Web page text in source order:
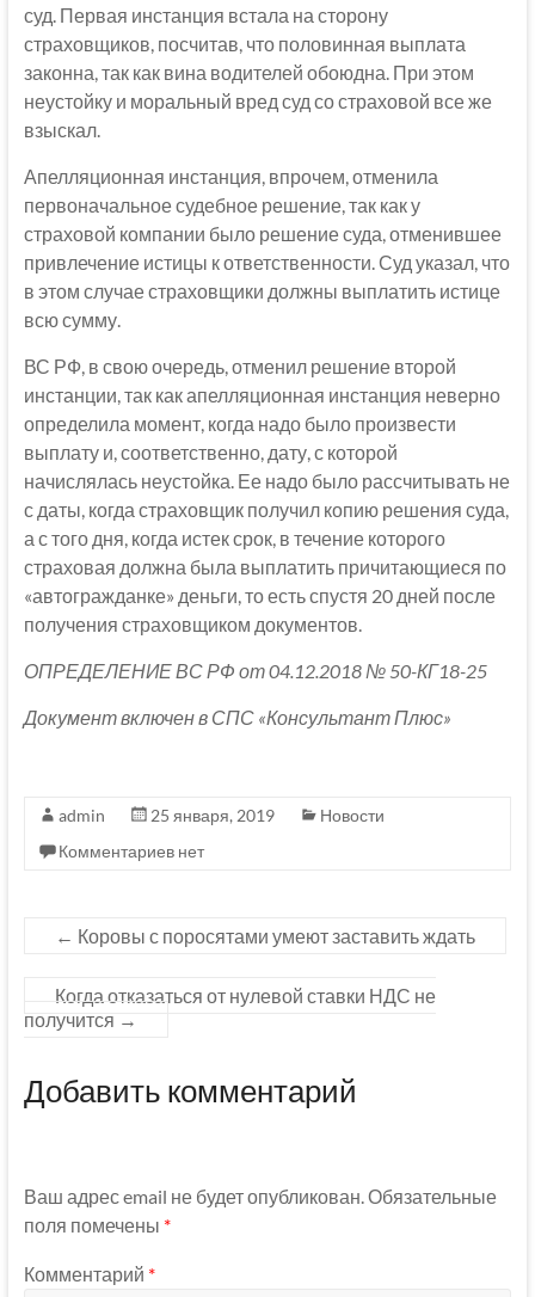
суд. Первая инстанция встала на сторону
страховщиков, посчитав, что половинная выплата
законна, так как вина водителей обоюдна. При этом
неустойку и моральный вред суд со страховой все же
взыскал.
Апелляционная инстанция, впрочем, отменила
первоначальное судебное решение, так как у
страховой компании было решение суда, отменившее
привлечение истицы к ответственности. Суд указал, что
в этом случае страховщики должны выплатить истице
всю сумму.
ВС РФ, в свою очередь, отменил решение второй
инстанции, так как апелляционная инстанция неверно
определила момент, когда надо было произвести
выплату и, соответственно, дату, с которой
начислялась неустойка. Ее надо было рассчитывать не
с даты, когда страховщик получил копию решения суда,
а с того дня, когда истек срок, в течение которого
страховая должна была выплатить причитающиеся по
«автогражданке» деньги, то есть спустя 20 дней после
получения страховщиком документов.
ОПРЕДЕЛЕНИЕ ВС РФ от 04.12.2018 № 50-КГ18-25
Документ включен в СПС «Консультант Плюс»
admin 25 января, 2019
Новости
Комментариев нет
← Коровы с поросятами умеют заставить ждать
Когда отказаться от нулевой ставки НДС не
получится →
Добавить комментарий
Ваш адрес email не будет опубликован. Обязательные
поля помечены *
Комментарий *